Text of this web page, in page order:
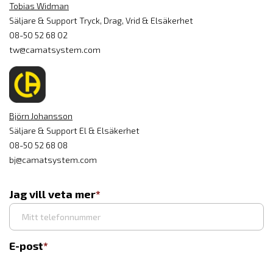
Tobias Widman
Säljare & Support Tryck, Drag, Vrid & Elsäkerhet
08-50 52 68 02
tw@camatsystem.com
Björn Johansson
Säljare & Support El & Elsäkerhet
08-50 52 68 08
bj@camatsystem.com
Jag vill veta mer
E-post